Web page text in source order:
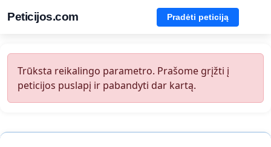
Peticijos.com Pradėti peticiją
Trūksta reikalingo parametro. Prašome grįžti į
peticijos puslapį ir pabandyti dar kartą.